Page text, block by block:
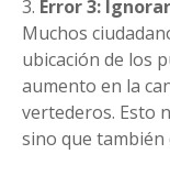
Error 3:
Muchos
ubicación de los
aumento en la
vertederos. Esto
sino que también